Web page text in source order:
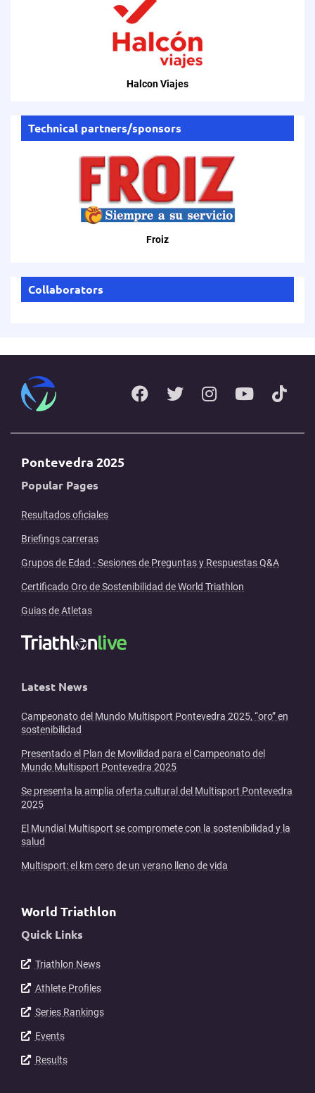
Halcon Viajes
Technical partners/sponsors
Froiz
Collaborators
Pontevedra 2025
Popular Pages
Resultados oficiales
Briefings carreras
Grupos de Edad - Sesiones de Preguntas y Respuestas Q&A
Certificado Oro de Sostenibilidad de World Triathlon
Guias de Atletas
Latest News
Campeonato del Mundo Multisport Pontevedra 2025, “oro” en
sostenibilidad
Presentado el Plan de Movilidad para el Campeonato del
Mundo Multisport Pontevedra 2025
Se presenta la amplia oferta cultural del Multisport Pontevedra
2025
El Mundial Multisport se compromete con la sostenibilidad y la
salud
Multisport: el km cero de un verano lleno de vida
World Triathlon
Quick Links
Triathlon News
Athlete Profiles
Series Rankings
Events
Results